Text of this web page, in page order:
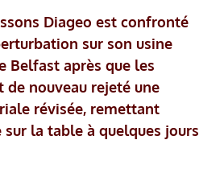
Diageo est confronté
sur son usine
Belfast après que les
nouveau rejeté une
révisée, remettant
sur la table à quelques jours